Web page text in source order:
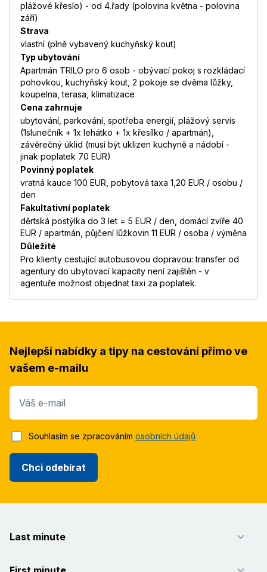
plážové křeslo) - od 4.řady (polovina května - polovina
září)
Strava
vlastní (plně vybavený kuchyňský kout)
Typ ubytování
Apartmán TRILO pro 6 osob - obývací pokoj s rozkládací
pohovkou, kuchyňský kout, 2 pokoje se dvěma lůžky,
koupelna, terasa, klimatizace
Cena zahrnuje
ubytování, parkování, spotřeba energií, plážový servis
(1slunečník + 1x lehátko + 1x křesílko / apartmán),
závěrečný úklid (musí být uklizen kuchyně a nádobí -
jinak poplatek 70 EUR)
Povinný poplatek
vratná kauce 100 EUR, pobytová taxa 1,20 EUR / osobu /
den
Fakultativní poplatek
děrtská postýlka do 3 let = 5 EUR / den, domácí zvíře 40
EUR / apartmán, půjčení lůžkovin 11 EUR / osoba / výměna
Důležité
Pro klienty cestující autobusovou dopravou: transfer od
agentury do ubytovací kapacity není zajištěn - v
agentuře možnost objednat taxi za poplatek.
Nejlepší nabídky a tipy na cestování přímo ve
vašem e-mailu
Váš e-mail
Chci odebírat
Souhlasím se zpracováním osobních údajů
Last minute